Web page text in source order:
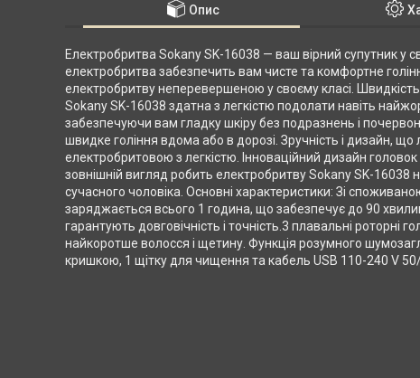
Опис
Електробритва Sokany SK-16038 — ваш вірний супутник у
електробритва забезпечить вам чисте та комфортне
електробритву неперевершеною у своєму класі.
Sokany SK-16038 здатна з легкістю подолати навіть
забезпечуючи вам гладку шкіру без подразнень і
швидке гоління вдома або в дорозі. Зручність і дизайн,
електробритовою з легкістю. Інноваційний дизайн
зовнішній вигляд робить електробритву Sokany SK-16038
сучасного чоловіка. Основні характеристики: Зі
заряджається всього 1 година, що забезпечує до 90
гарантують довговічність і точність.3 плавальні
найкоротше волосся і щетину. Функція розумного
кришкою, 1 щітку для чищення та кабель USB 110-240 V